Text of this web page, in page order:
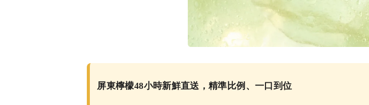
屏東檸檬48小時新鮮直送，精準比例、一口到位